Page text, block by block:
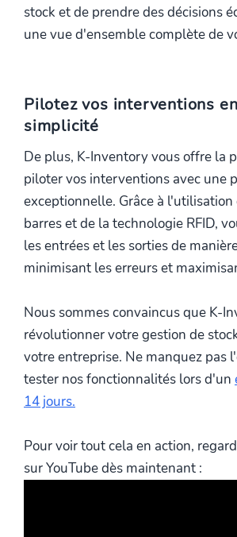
stock et de prendre des décisions
une vue d'ensemble complète de
Pilotez vos interventions
simplicité
De plus, K-Inventory vous offre la
piloter vos interventions avec une
exceptionnelle. Grâce à l'utilisation
barres et de la technologie RFID,
les entrées et les sorties de
minimisant les erreurs et
Nous sommes convaincus que K-
révolutionner votre gestion de
votre entreprise. Ne manquez pas
tester nos fonctionnalités lors d'un
14 jours.
Pour voir tout cela en action,
sur YouTube dès maintenant :